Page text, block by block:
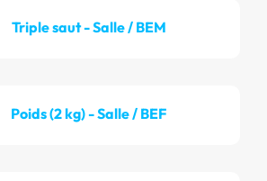
Triple saut - Salle / BEM
Poids (2 kg) - Salle / BEF